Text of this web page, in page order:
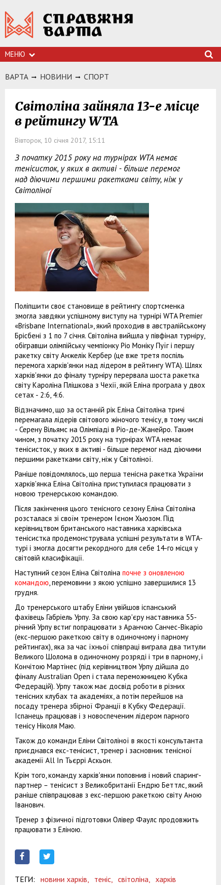
МЕНЮ
ВАРТА НОВИНИ СПОРТ
Світоліна зайняла 13-е місце
в рейтингу WTA
Вівторок, 10 січня 2017, 15:11
З початку 2015 року на турнірах WTA немає
тенісисток, у яких в активі - більше перемог
над діючими першими ракетками світу, ніж у
Світоліної
Поліпшити своє становище в рейтингу спортсменка
змогла завдяки успішному виступу на турнірі WTA Premier
«Brisbane International», який проходив в австралійському
Брісбені з 1 по 7 січня. Світоліна вийшла у півфінал турніру,
обігравши олімпійську чемпіонку Ріо Моніку Пуїг і першу
ракетку світу Анжелік Кербер (це вже третя поспіль
перемога харків'янки над лідером в рейтингу WTA). Шлях
харків'янки до фіналу турніру перервала шоста ракетка
світу Кароліна Плішкова з Чехії, якій Еліна програла у двох
сетах - 2:6, 4:6.
Відзначимо, що за останній рік Еліна Світоліна тричі
перемагала лідерів світового жіночого тенісу, в тому числі
- Серену Вільямс на Олімпіаді в Ріо-де-Жанейро. Таким
чином, з початку 2015 року на турнірах WTA немає
тенісисток, у яких в активі - більше перемог над діючими
першими ракетками світу, ніж у Світоліної.
Раніше повідомлялось, що перша тенісна ракетка України
харків'янка Еліна Світоліна приступилася працювати з
новою тренерською командою.
Після закінчення цього тенісного сезону Еліна Світоліна
розсталася зі своїм тренером Ієном Хьюзом. Під
керівництвом британського наставника харківська
тенісистка продемонструвала успішні результати в WTA-
турі і змогла досягти рекордного для себе 14-го місця у
світовій класифікації.
Наступний сезон Еліна Світоліна почне з оновленою
командою , перемовини з якою успішно завершилися 13
грудня.
До тренерського штабу Еліни увійшов іспанський
фахівець Габріель Урпу. За свою кар'єру наставника 55-
річний Урпу встиг попрацювати з Аранчою Санчес-Вікаріо
(екс-першою ракеткою світу в одиночному і парному
рейтингах), яка за час їхньої співпраці виграла два титули
Великого Шолома в одиночному розряді і три в парному, і
Кончітою Мартінес (під керівництвом Урпу дійшла до
фіналу Australian Open і стала переможницею Кубка
Федерацій). Урпу також має досвід роботи в різних
тенісних клубах та академіях, а потім перейшов на
посаду тренера збірної Франції в Кубку Федерації.
Іспанець працював і з новоспеченим лідером парного
тенісу Ніколя Маю.
Також до команди Еліни Світоліної в якості консультанта
приєднався екс-тенісист, тренер і засновник тенісної
академії All In Тьєррі Аскьон.
Крім того, команду харків'янки поповнив і новий спаринг-
партнер – тенісист з Великобританії Ендрю Беттлс, який
раніше співпрацював з екс-першою ракеткою світу Аною
Іванович.
Тренер з фізичної підготовки Олівер Фаулс продовжить
працювати з Еліною.
ТЕГИ: новини харків, теніс, світоліна, харків